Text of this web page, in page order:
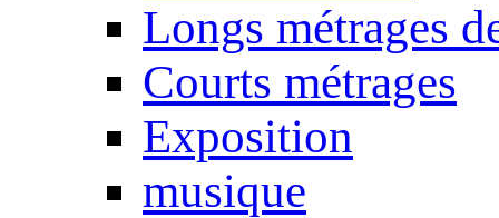
Longs métrages
Courts métrages
Exposition
musique